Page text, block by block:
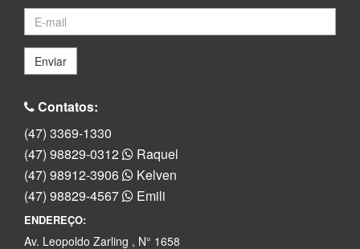
Enviar
Contatos:
(47) 3369-1330
(47) 98829-0312
Raquel
(47) 98912-3906
Kelven
(47) 98829-4567
Emili
ENDEREÇO:
Av. Leopoldo Zarling , N° 1658